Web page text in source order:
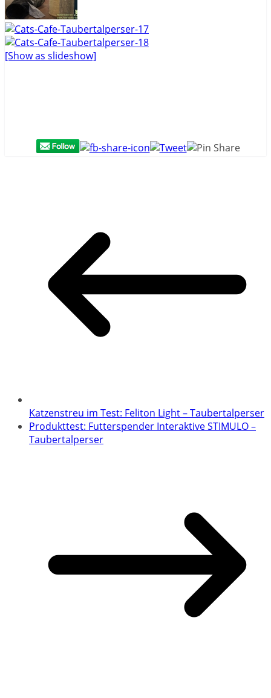
[Show as slideshow]
Katzenstreu im Test: Feliton Light – Taubertalperser
Produkttest: Futterspender Interaktive STIMULO –
Taubertalperser